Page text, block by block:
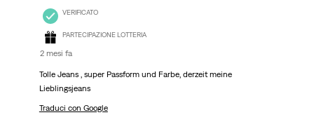
VERIFICATO
PARTECIPAZIONE LOTTERIA
2 mesi fa
Tolle Jeans , super Passform und Farbe, derzeit meine
Lieblingsjeans
Traduci con Google